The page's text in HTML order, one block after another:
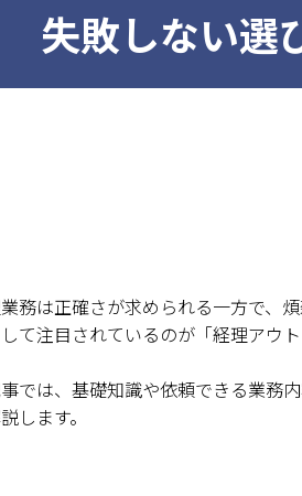
失敗しない選
務は正確さが求められる一方で、
て注目されているのが「経理アウト
では、基礎知識や依頼できる業務
します。